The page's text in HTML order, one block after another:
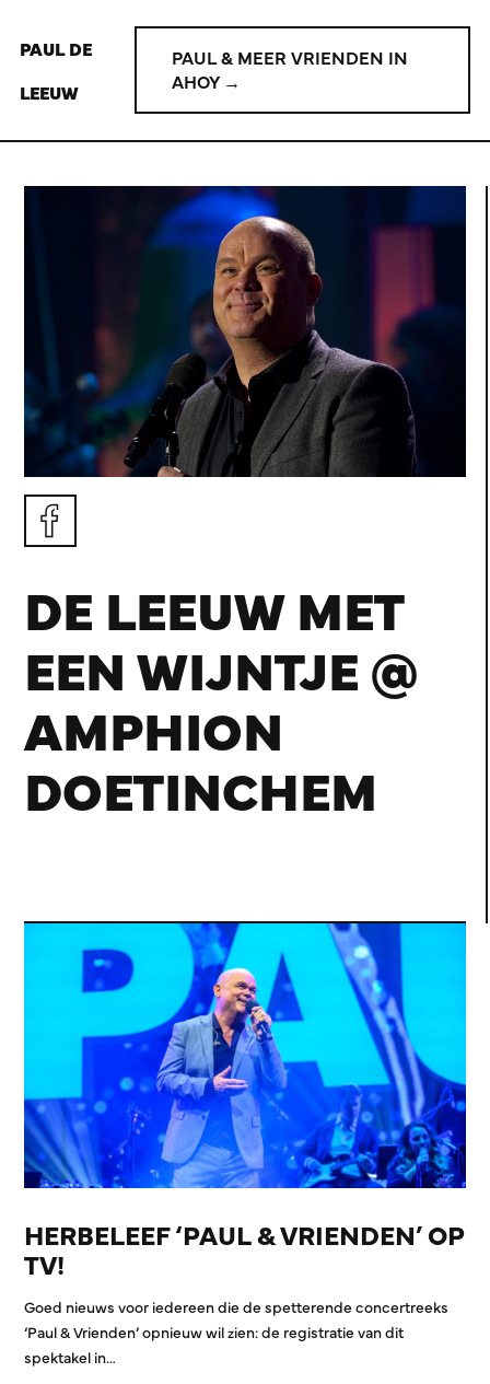
PAUL DE
LEEUW
PAUL & MEER VRIENDEN IN
AHOY →
DE LEEUW MET
EEN WIJNTJE @
AMPHION
DOETINCHEM
HERBELEEF ‘PAUL & VRIENDEN’ OP
TV!
Goed nieuws voor iedereen die de spetterende concertreeks
‘Paul & Vrienden’ opnieuw wil zien: de registratie van dit
spektakel in…